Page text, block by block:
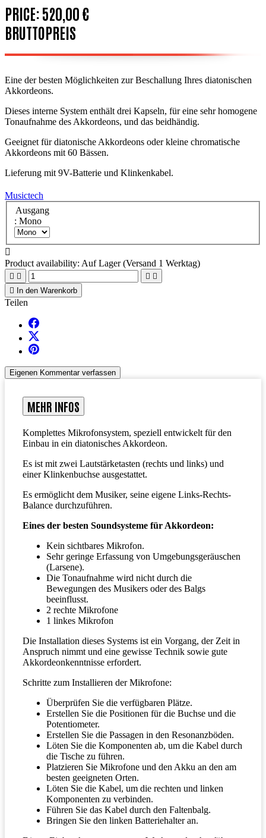
PRICE:520,00 €
BRUTTOPREIS
Eine der besten Möglichkeiten zur Beschallung Ihres diatonischen
Akkordeons.
Dieses interne System enthält drei Kapseln, für eine sehr homogene
Tonaufnahme des Akkordeons, und das beidhändig.
Geeignet für diatonische Akkordeons oder kleine chromatische
Akkordeons mit 60 Bässen.
Lieferung mit 9V-Batterie und Klinkenkabel.
Musictech
Ausgang
: Mono

Product availability: Auf Lager (Versand 1 Werktag)
   

In den Warenkorb
Teilen
Eigenen Kommentar verfassen
MEHR INFOS
Komplettes Mikrofonsystem, speziell entwickelt für den
Einbau in ein diatonisches Akkordeon.
Es ist mit zwei Lautstärketasten (rechts und links) und
einer Klinkenbuchse ausgestattet.
Es ermöglicht dem Musiker, seine eigene Links-Rechts-
Balance durchzuführen.
Eines der besten Soundsysteme für Akkordeon:
Kein sichtbares Mikrofon.
Sehr geringe Erfassung von Umgebungsgeräuschen
(Larsene).
Die Tonaufnahme wird nicht durch die
Bewegungen des Musikers oder des Balgs
beeinflusst.
2 rechte Mikrofone
1 linkes Mikrofon
Die Installation dieses Systems ist ein Vorgang, der Zeit in
Anspruch nimmt und eine gewisse Technik sowie gute
Akkordeonkenntnisse erfordert.
Schritte zum Installieren der Mikrofone:
Überprüfen Sie die verfügbaren Plätze.
Erstellen Sie die Positionen für die Buchse und die
Potentiometer.
Erstellen Sie die Passagen in den Resonanzböden.
Löten Sie die Komponenten ab, um die Kabel durch
die Tische zu führen.
Platzieren Sie Mikrofone und den Akku an den am
besten geeigneten Orten.
Löten Sie die Kabel, um die rechten und linken
Komponenten zu verbinden.
Führen Sie das Kabel durch den Faltenbalg.
Bringen Sie den linken Batteriehalter an.